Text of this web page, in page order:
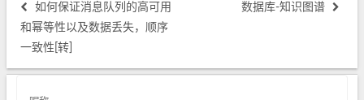
如何保证消息队列的高可用
和幂等性以及数据丢失，顺序
一致性[转]
数据库-知识图谱